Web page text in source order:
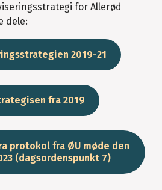
for Allerød
dele:
2019-21
fra 2019
protokol fra ØU møde den
(dagsordenspunkt 7)